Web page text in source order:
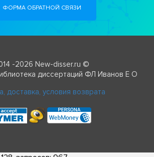
ФОРМА ОБРАТНОЙ СВЯЗИ
-2026 New-disser.ru ©
диссертаций ФЛ Иванов Е О
доставка, условия возврата